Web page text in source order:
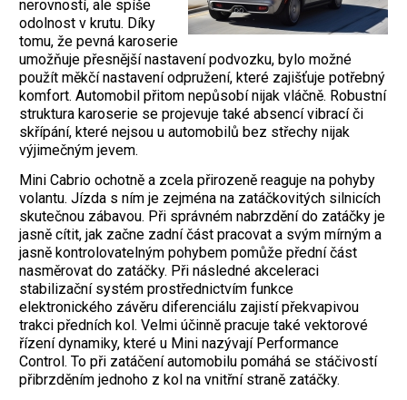
nerovností, ale spíše
odolnost v krutu. Díky
tomu, že pevná karoserie
umožňuje přesnější nastavení podvozku, bylo možné
použít měkčí nastavení odpružení, které zajišťuje potřebný
komfort. Automobil přitom nepůsobí nijak vláčně. Robustní
struktura karoserie se projevuje také absencí vibrací či
skřípání, které nejsou u automobilů bez střechy nijak
výjimečným jevem.
Mini Cabrio ochotně a zcela přirozeně reaguje na pohyby
volantu. Jízda s ním je zejména na zatáčkovitých silnicích
skutečnou zábavou. Při správném nabrzdění do zatáčky je
jasně cítit, jak začne zadní část pracovat a svým mírným a
jasně kontrolovatelným pohybem pomůže přední část
nasměrovat do zatáčky. Při následné akceleraci
stabilizační systém prostřednictvím funkce
elektronického závěru diferenciálu zajistí překvapivou
trakci předních kol. Velmi účinně pracuje také vektorové
řízení dynamiky, které u Mini nazývají Performance
Control. To při zatáčení automobilu pomáhá se stáčivostí
přibrzděním jednoho z kol na vnitřní straně zatáčky.